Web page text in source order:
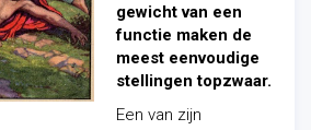
gewicht van een
functie maken de
meest eenvoudige
stellingen topzwaar.
Een van zijn